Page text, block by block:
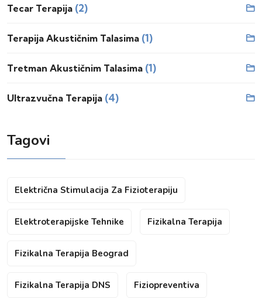
Tecar Terapija (2)
Terapija Akustičnim Talasima (1)
Tretman Akustičnim Talasima (1)
Ultrazvučna Terapija (4)
Tagovi
Električna Stimulacija Za Fizioterapiju
Elektroterapijske Tehnike Fizikalna Terapija
Fizikalna Terapija Beograd
Fizikalna Terapija DNS Fiziopreventiva